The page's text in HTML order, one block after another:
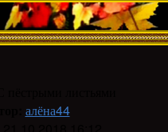
алёна44